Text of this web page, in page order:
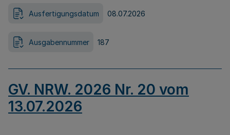
Ausfertigungsdatum 08.07.2026
Ausgabennummer 187
GV. NRW. 2026 Nr. 20 vom
13.07.2026